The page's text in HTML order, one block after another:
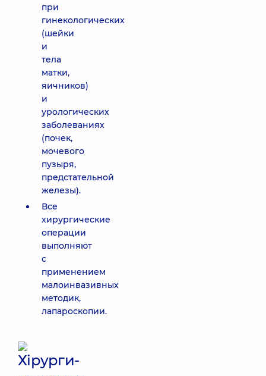
при
гинекологических
(шейки
и
тела
матки,
яичников)
и
урологических
заболеваниях
(почек,
мочевого
пузыря,
предстательной
железы).
Все
хирургические
операции
выполняют
с
применением
малоинвазивных
методик,
лапароскопии.